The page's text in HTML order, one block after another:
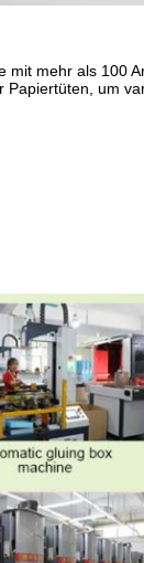
mehr als 100
um